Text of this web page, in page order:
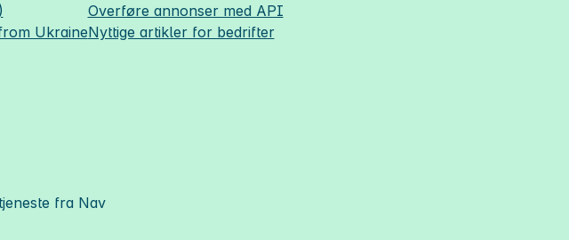
Ukraine
Overføre annonser med API
Nyttige artikler for bedrifter
fra Nav